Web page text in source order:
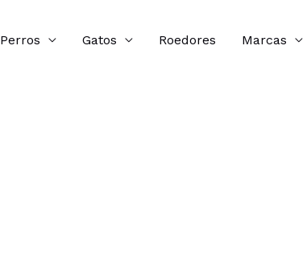
Perros Gatos Roedores Marcas